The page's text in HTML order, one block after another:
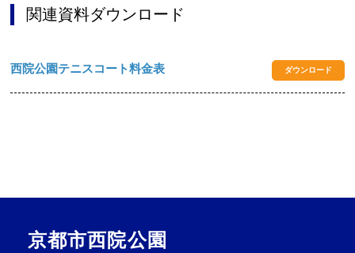
関連資料ダウンロード
西院公園テニスコート料金表 ダウンロード
京都市西院公園